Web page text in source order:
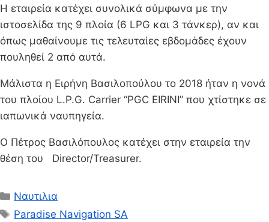
Η εταιρεία κατέχει συνολικά σύμφωνα με την
ιστοσελίδα της 9 πλοία (6 LPG και 3 τάνκερ), αν και
όπως μαθαίνουμε τις τελευταίες εβδομάδες έχουν
πουληθεί 2 από αυτά.
Μάλιστα η Ειρήνη Βασιλοπούλου το 2018 ήταν η νονά
του πλοίου L.P.G. Carrier “PGC EIRINI” που χτίστηκε σε
ιαπωνικά ναυπηγεία.
Ο Πέτρος Βασιλόπουλος κατέχει στην εταιρεία την
θέση του Director/Treasurer.
Κατηγορίες
Ναυτιλια
Ετικέτες
Paradise Navigation SA